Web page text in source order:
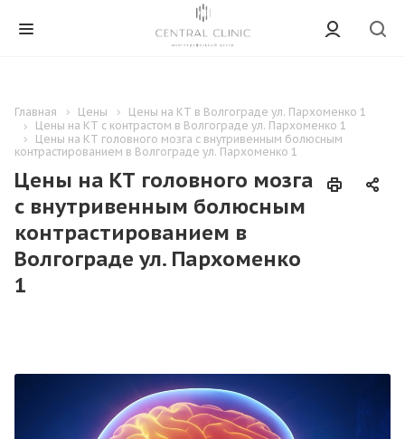
Главная Цены
Цены на КТ в Волгограде ул. Пархоменко 1
Цены на КТ с контрастом в Волгограде ул. Пархоменко 1
Цены на КТ головного мозга с внутривенным болюсным
контрастированием в Волгограде ул. Пархоменко 1
Цены на КТ головного мозга
с внутривенным болюсным
контрастированием в
Волгограде ул. Пархоменко
1